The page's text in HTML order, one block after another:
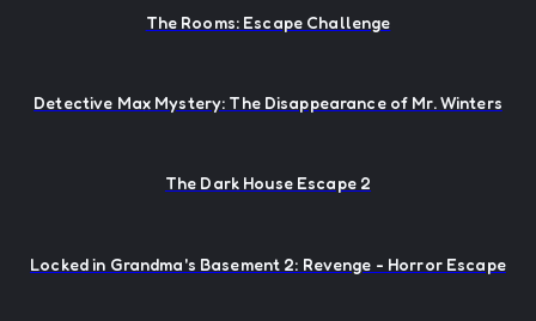
The Rooms: Escape Challenge
Detective Max Mystery: The Disappearance of Mr. Winters
The Dark House Escape 2
Locked in Grandma's Basement 2: Revenge - Horror Escape